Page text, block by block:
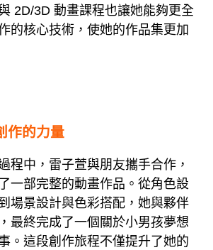
2D/3D 動畫課程也讓她能夠更全
的核心技術，使她的作品集更加
作的力量
程中，雷子萱與朋友攜手合作，
一部完整的動畫作品。從角色設
場景設計與色彩搭配，她與夥伴
最終完成了一個關於小男孩夢想
。這段創作旅程不僅提升了她的